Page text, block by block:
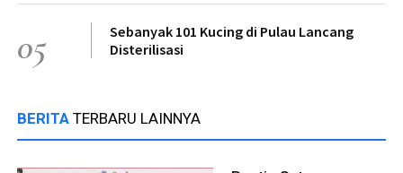
05
Sebanyak 101 Kucing di Pulau Lancang
Disterilisasi
BERITA TERBARU LAINNYA